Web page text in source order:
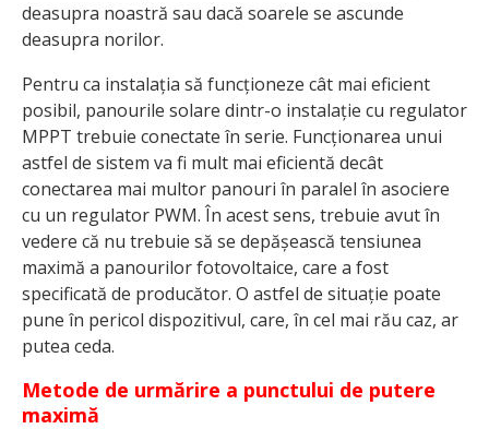
deasupra noastră sau dacă soarele se ascunde
deasupra norilor.
Pentru ca instalația să funcționeze cât mai eficient
posibil, panourile solare dintr-o instalație cu regulator
MPPT trebuie conectate în serie. Funcționarea unui
astfel de sistem va fi mult mai eficientă decât
conectarea mai multor panouri în paralel în asociere
cu un regulator PWM. În acest sens, trebuie avut în
vedere că nu trebuie să se depășească tensiunea
maximă a panourilor fotovoltaice, care a fost
specificată de producător. O astfel de situație poate
pune în pericol dispozitivul, care, în cel mai rău caz, ar
putea ceda.
Metode de urmărire a punctului de putere
maximă